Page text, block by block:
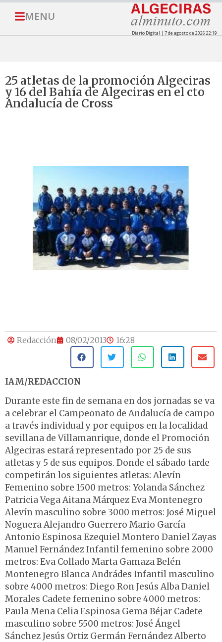
MENU
Diario Digital | 7 de agosto de 2026 22:19
25 atletas de la promoción Algeciras
y 16 del Bahía de Algeciras en el cto
Andalucía de Cross
Redacción 08/02/2013 16:28
IAM/REDACCION
Durante este fin de semana en dos jornadas se va
a celebrar el Campeonato de Andalucía de campo
a través individual y por equipos en la localidad
sevillana de Villamanrique, donde el Promoción
Algeciras estará representado por 25 de sus
atletas y 5 de sus equipos. Donde el sábado tarde
competirán los siguientes atletas: Alevín
Femenino sobre 1500 metros: Yolanda Sánchez
Patricia Vega Aitana Márquez Eva Montenegro
Alevín masculino sobre 3000 metros: José Miguel
Noguera Alejandro Guerrero Mario García
Antonio Espinosa Ezequiel Montero Daniel Zayas
Manuel Fernández Infantil femenino sobre 2000
metros: Eva Collado Marta Gamaza Belén
Montenegro Blanca Andrádes Infantil masculino
sobre 4000 metros: Diego Ron Jesús Alba Daniel
Morales Cadete femenino sobre 4000 metros:
Paula Mena Celia Espinosa Gema Béjar Cadete
masculino sobre 5500 metros: José Ángel
Sánchez Jesús Ortiz Germán Fernández Alberto